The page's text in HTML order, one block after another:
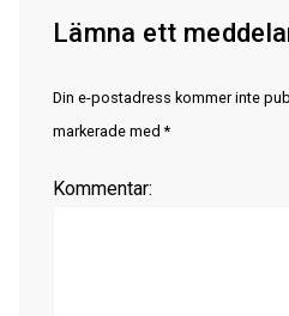
Lämna ett
Din e-postadress kommer inte
markerade med *
Kommentar: